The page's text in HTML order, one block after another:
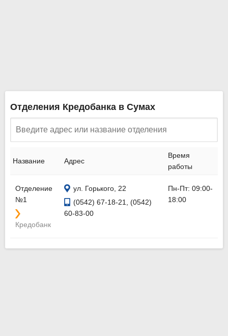
Отделения Кредобанка в Сумах
Название Адрес
Время
работы
Отделение
№1
Кредобанк
ул. Горького, 22
(0542) 67-18-21, (0542)
60-83-00
Пн-Пт: 09:00-
18:00